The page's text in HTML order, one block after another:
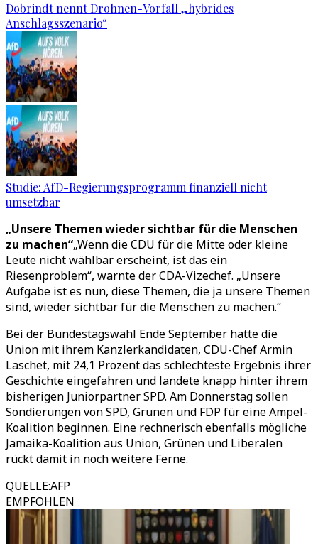
Dobrindt nennt Drohnen-Vorfall „hybrides
Anschlagsszenario“
Studie: AfD-Regierungsprogramm finanziell nicht
umsetzbar
„Unsere Themen wieder sichtbar für die Menschen
zu machen“„Wenn die CDU für die Mitte oder kleine
Leute nicht wählbar erscheint, ist das ein
Riesenproblem“, warnte der CDA-Vizechef. „Unsere
Aufgabe ist es nun, diese Themen, die ja unsere Themen
sind, wieder sichtbar für die Menschen zu machen.“
Bei der Bundestagswahl Ende September hatte die
Union mit ihrem Kanzlerkandidaten, CDU-Chef Armin
Laschet, mit 24,1 Prozent das schlechteste Ergebnis ihrer
Geschichte eingefahren und landete knapp hinter ihrem
bisherigen Juniorpartner SPD. Am Donnerstag sollen
Sondierungen von SPD, Grünen und FDP für eine Ampel-
Koalition beginnen. Eine rechnerisch ebenfalls mögliche
Jamaika-Koalition aus Union, Grünen und Liberalen
rückt damit in noch weitere Ferne.
QUELLE:AFP
EMPFOHLEN